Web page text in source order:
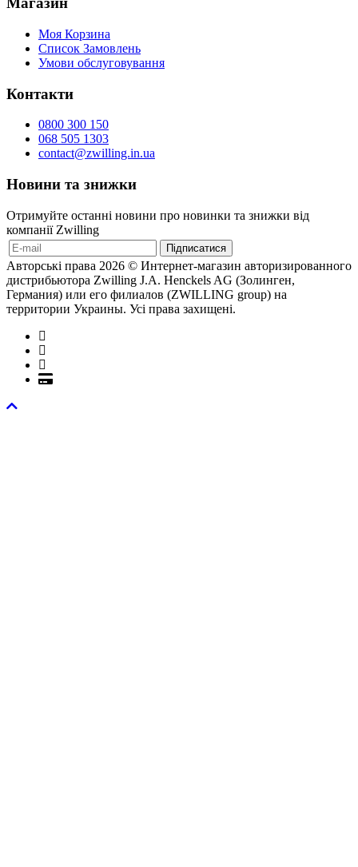
Моя Корзина
Список Замовлень
Умови обслуговування
Контакти
0800 300 150
068 505 1303
contact@zwilling.in.ua
Новини та знижки
Отримуйте останні новини про новинки та знижки від
компанії Zwilling
Авторські права 2026 © Интернет-магазин авторизированного
дистрибьютора Zwilling J.A. Henckels AG (Золинген,
Германия) или его филиалов (ZWILLING group) на
территории Украины. Усі права захищені.